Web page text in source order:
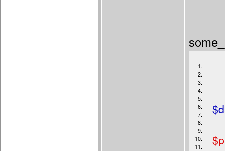
1.
2.
3.
4.
5.
6.
7.
8.
9.
10.
11.